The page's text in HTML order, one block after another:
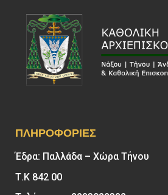
ΠΛΗΡΟΦΟΡΊΕΣ
Έδρα: Παλλάδα – Χώρα Τήνου
Τ.Κ 842 00